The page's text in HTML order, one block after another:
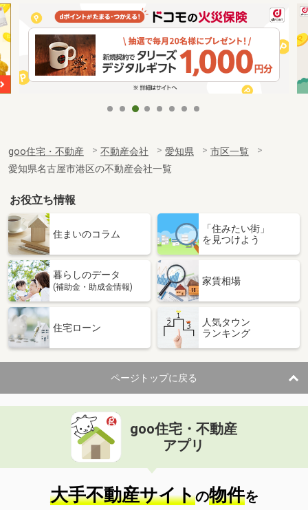
goo住宅・不動産 不動産会社 愛知県
市区一覧
愛知県名古屋市港区の不動産会社一覧
お役立ち情報
住まいのコラム
「住みたい街」
を見つけよう
暮らしのデータ
(補助金・助成金情報)
家賃相場
住宅ローン
人気タウン
ランキング
ページトップに戻る
goo住宅・不動産
アプリ
大手不動産サイトの物件を